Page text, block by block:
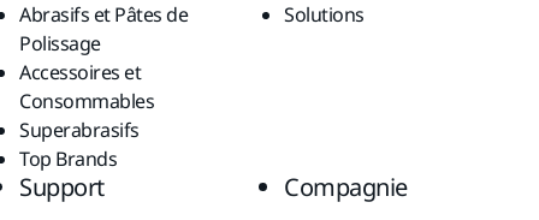
Abrasifs et Pâtes de
Polissage
Accessoires et
Consommables
Superabrasifs
Top Brands
Solutions
Support Compagnie